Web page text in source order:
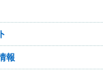
報